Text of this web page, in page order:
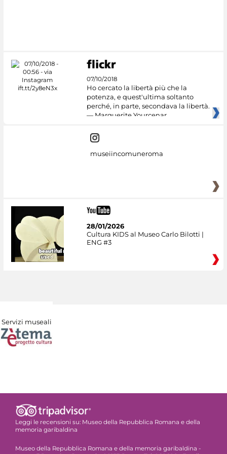
07/10/2018
Ho cercato la libertà più che la
potenza, e quest'ultima soltanto
perché, in parte, secondava la libertà.
— Marguerite Yourcenar
museiincomuneroma
28/01/2026
Cultura KIDS al Museo Carlo Bilotti |
ENG #3
Servizi museali
Leggi le recensioni su: Museo della Repubblica Romana e della
memoria garibaldina
Museo della Repubblica Romana e della memoria garibaldina -